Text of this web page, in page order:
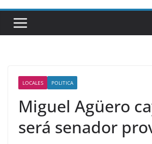
LOCALES POLITICA
Miguel Agüero
será senador